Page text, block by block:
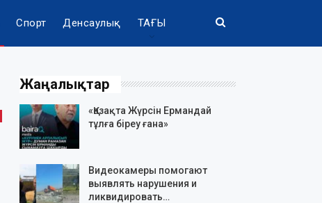
Спорт Денсаулық ТАҒЫ
Жаңалықтар
«Қазақта Жүрсін Ермандай
тұлға біреу ғана»
Видеокамеры помогают
выявлять нарушения и
ликвидировать…